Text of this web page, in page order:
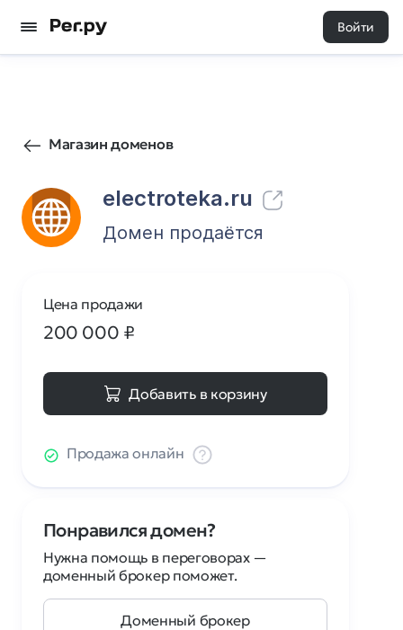
Войти
Магазин доменов
electroteka.ru
279 0
Домен продаётся
Цена продажи
200 000 ₽
Добавить в корзину
Продажа онлайн
Понравился домен?
Нужна помощь в переговорах —
доменный брокер поможет.
Доменный брокер